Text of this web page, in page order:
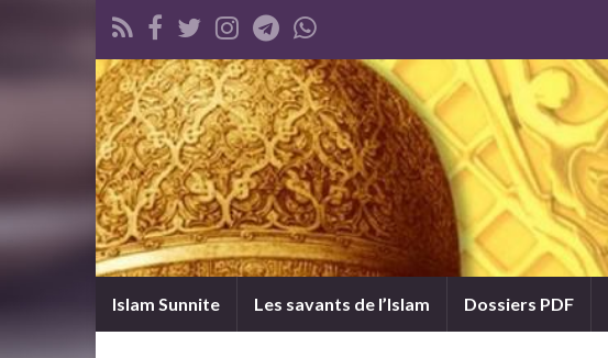
Islam Sunnite Les savants de l’Islam Dossiers PDF